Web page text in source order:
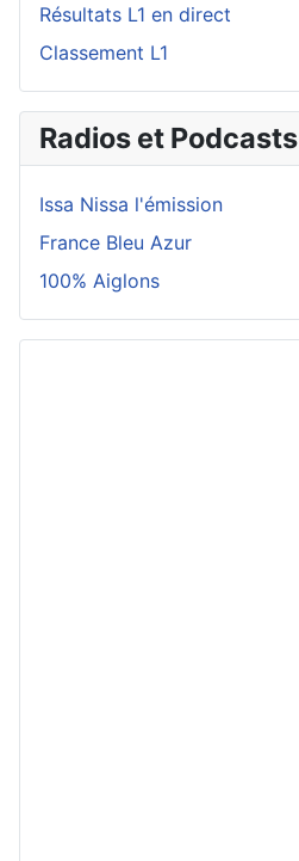
Résultats L1 en direct
Classement L1
Radios et Podcasts
Issa Nissa l'émission
France Bleu Azur
100% Aiglons